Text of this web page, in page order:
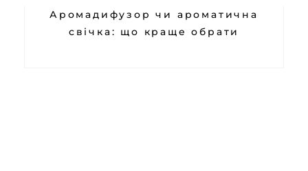
Аромадифузор чи ароматична
свічка: що краще обрати